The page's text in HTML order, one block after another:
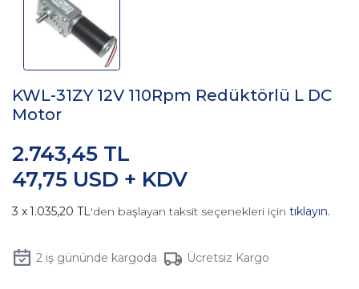
KWL-31ZY 12V 110Rpm Redüktörlü L DC
Motor
47,75 USD + KDV
2.743,45 TL
1.035,20 TL'den başlayan taksit seçenekleri için tıklayın.
2iş gününde kargoda Ücretsiz Kargo